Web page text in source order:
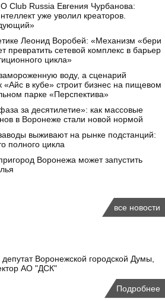
Club Russia Евгения Чурбанова:
уже уволил креаторов.
Леонид Воробей: «Механизм «бери
превратить сетевой комплекс в барьер
цикла»
воду, а сценарий
«Айс в кубе» строит бизнес на пищевом
парке «Перспектива»
за десятилетие»: как массовые
в Воронеже стали новой нормой
выживают на рынке подстанций:
полного цикла
Воронежа может запустить
все новости
Воронежской городской Думы,
АО "ДСК"
Подробнее